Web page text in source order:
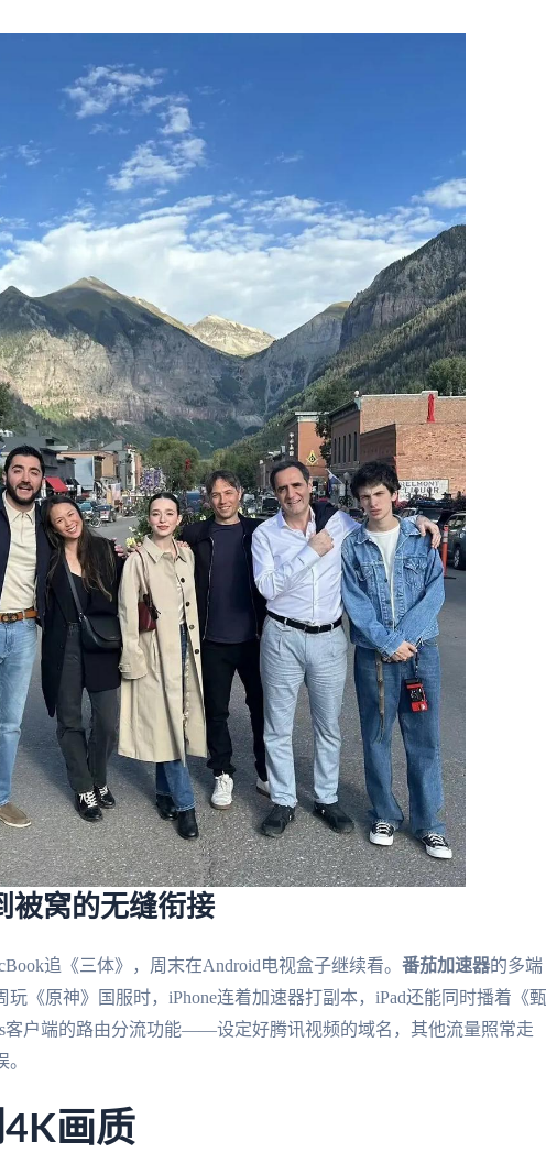
被窝的无缝衔接
追《三体》，周末在Android电视盒子继续看。 番茄加速器的多端
《原神》国服时，iPhone连着加速器打副本，iPad还能同时播着《甄
客户端的路由分流功能——设定好腾讯视频的域名，其他流量照常走
画质